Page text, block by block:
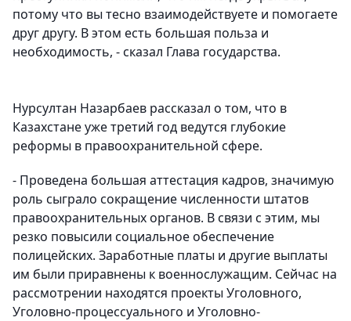
потому что вы тесно взаимодействуете и помогаете
друг другу. В этом есть большая польза и
необходимость, - сказал Глава государства.
Нурсултан Назарбаев рассказал о том, что в
Казахстане уже третий год ведутся глубокие
реформы в правоохранительной сфере.
- Проведена большая аттестация кадров, значимую
роль сыграло сокращение численности штатов
правоохранительных органов. В связи с этим, мы
резко повысили социальное обеспечение
полицейских. Заработные платы и другие выплаты
им были приравнены к военнослужащим. Сейчас на
рассмотрении находятся проекты Уголовного,
Уголовно-процессуального и Уголовно-